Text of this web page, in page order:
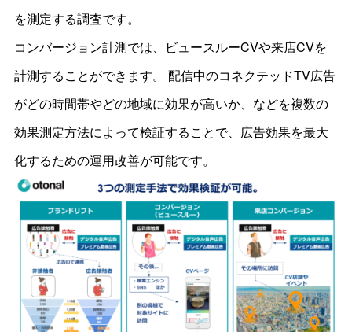
を測定する調査です。
コンバージョン計測では、ビュースルーCVや来店CVを
計測することができます。 配信中のコネクテッドTV広告
がどの時間帯やどの地域に効果が高いか、などを複数の
効果測定方法によって検証することで、広告効果を最大
化するための運用改善が可能です。